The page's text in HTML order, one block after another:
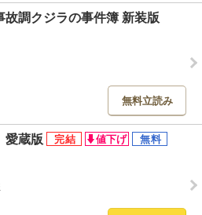
故調クジラの事件簿 新装版
無料立読み
愛蔵版